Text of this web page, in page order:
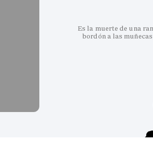
Es la muerte de una
bordón a las